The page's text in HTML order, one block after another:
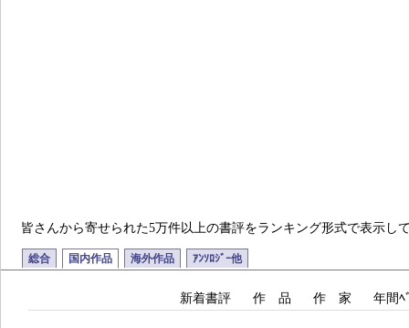
皆さんから寄せられた5万件以上の書評をランキング形式で表示し
総合 国内作品 海外作品 ｱﾝｿﾛｼﾞｰ他
新着書評 作 品 作 家 年間ﾍ